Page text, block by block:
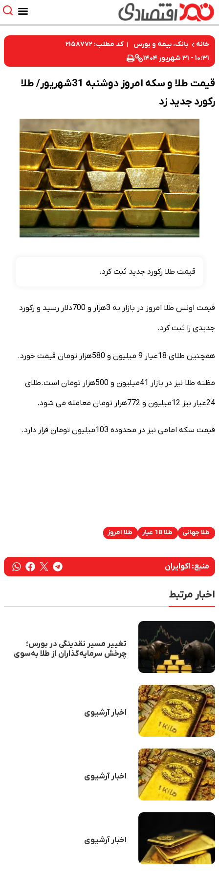
خانه بانک، بیمه و بورس
کد مطلب: ۲۱۵۸۷۷۲
۱۰:۳۱ - ۳۱ شهریور ۱۴۰۴
قیمت طلا و سکه امروز دوشنبه 31شهریور/ طلا
رکورد جدید زد
قیمت طلا رکورد جدید ثبت کرد.
قیمت اونس طلا امروز در بازار به 3هزار و 700دلار رسید و رکورد
جدیدی را ثبت کرد.
همچنین طلای 18عیار 9 میلیون و 580هزار تومان قیمت خورد.
مظنه طلا نیز در بازار 41میلیون و 500هزار تومان است.طلای
24عیار نیز 12میلیون و 772هزار تومان معامله می شود.
قیمت سکه امامی نیز در محدوده 103میلیون تومان قرار دارد.
طلا جهانی طلا 18 عیار طلا امروز
منبع: اکوایران
اخبار مرتبط
تغییر مسیر نقدینگی در بورس؛
چرخش سرمایه‌گذاران از طلا به‌سوی
اخبار آرشیوی
اخبار آرشیوی
اخبار آرشیوی